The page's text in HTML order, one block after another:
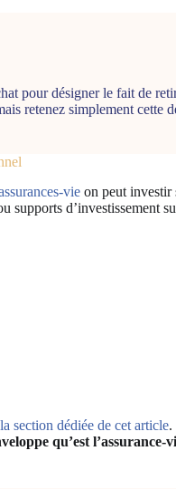
pour désigner le fait de
retenez simplement cette
vie on peut investir
supports d’investissement
section dédiée de cet article.
qu’est l’assurance-